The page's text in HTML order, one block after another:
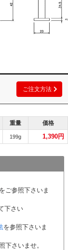
ご注文方法
重量 価格
199g 1,390円
をご参照下さいま
下さい
を参照下さいま
下さいませ。